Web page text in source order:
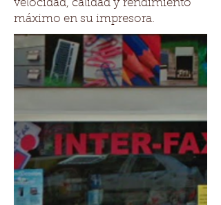
velocidad, calidad y rendimiento
máximo en su impresora.